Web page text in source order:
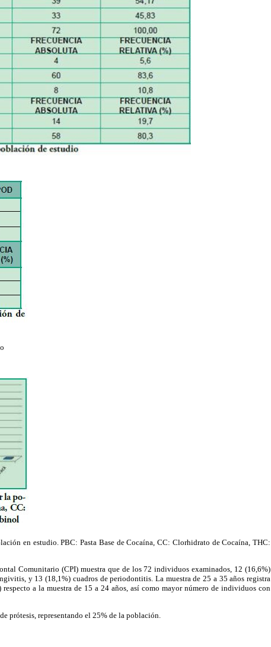
en estudio.PBC: Pasta Base de Cocaína, CC: Clorhidrato de Cocaína, THC:
Comunitario (CPI) muestra que de los 72 individuos examinados, 12 (16,6%)
y 13 (18,1%) cuadros de periodontitis. La muestra de 25 a 35 años registra
a la muestra de 15 a 24 años, así como mayor número de individuos con
prótesis, representando el 25% de la población.